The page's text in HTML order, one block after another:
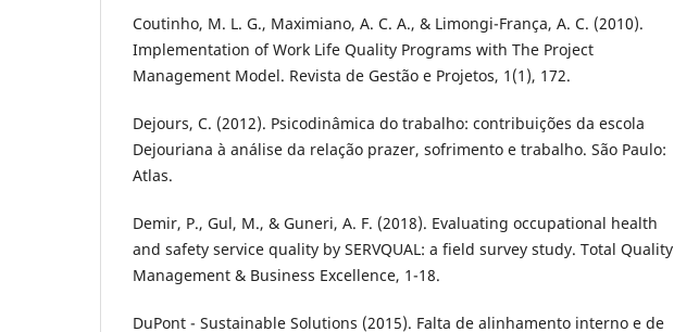
Coutinho, M. L. G., Maximiano, A. C. A., & Limongi-França, A. C. (2010).
Implementation of Work Life Quality Programs with The Project
Management Model. Revista de Gestão e Projetos, 1(1), 172.
Dejours, C. (2012). Psicodinâmica do trabalho: contribuições da escola
Dejouriana à análise da relação prazer, sofrimento e trabalho. São Paulo:
Atlas.
Demir, P., Gul, M., & Guneri, A. F. (2018). Evaluating occupational health
and safety service quality by SERVQUAL: a field survey study. Total Quality
Management & Business Excellence, 1-18.
DuPont - Sustainable Solutions (2015). Falta de alinhamento interno e de